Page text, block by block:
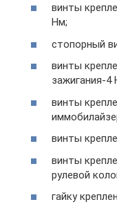
винты
Нм;
стопорный
винты
зажигания-4
винты
винты
винты
рулевой
гайку